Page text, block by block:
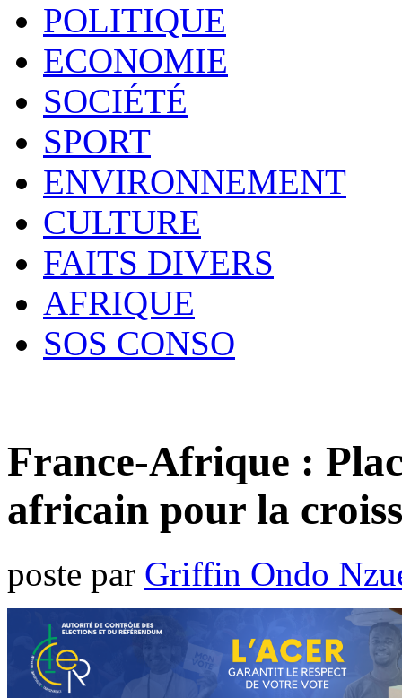
POLITIQUE
ECONOMIE
SOCIÉTÉ
SPORT
ENVIRONNEMENT
CULTURE
FAITS DIVERS
AFRIQUE
SOS CONSO
France-Afrique :
africain pour la
poste par Griffin Ondo